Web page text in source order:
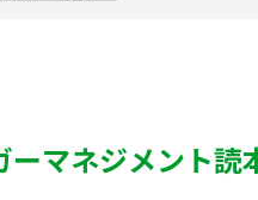
マネジメント読